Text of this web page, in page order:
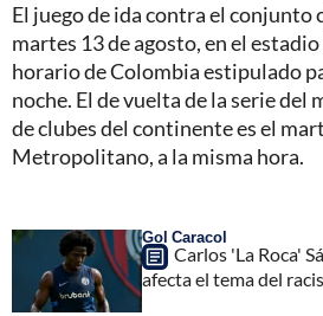
El juego de ida contra el conjunto
martes 13 de agosto, en el
horario de Colombia estipulado
noche. El de vuelta de la serie del
de clubes del continente es el
Metropolitano, a la misma hora.
Gol Caracol
Carlos 'La Roca'
afecta el tema del